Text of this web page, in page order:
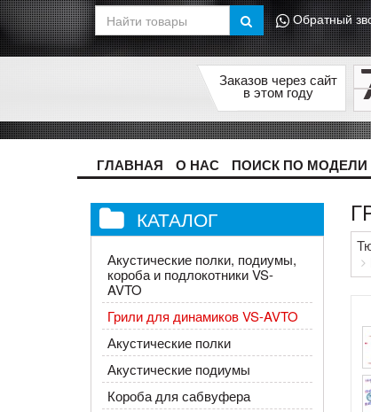
Обратный
Заказов через сайт
в этом году
ГЛАВНАЯ О НАС ПОИСК ПО МОДЕЛИ
КАТАЛОГ
Акустические полки, подиумы,
короба и подлокотники VS-
AVTO
Грили для динамиков VS-AVTO
Акустические полки
Акустические подиумы
Короба для сабвуфера